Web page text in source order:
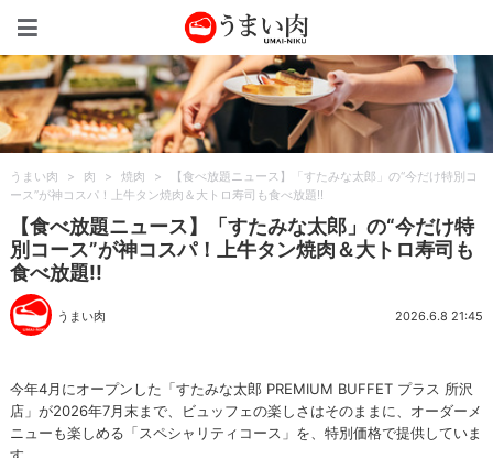
うまい肉 > 肉 > 焼肉 >
【食べ放題ニュース】「すたみな太郎」の“今だけ特別コ
ース”が神コスパ！上牛タン焼肉＆大トロ寿司も食べ放題!!
【食べ放題ニュース】「すたみな太郎」の“今だけ特
別コース”が神コスパ！上牛タン焼肉＆大トロ寿司も
食べ放題!!
うまい肉 2026.6.8 21:45
今年4月にオープンした「すたみな太郎 PREMIUM BUFFET プラス 所沢
店」が2026年7月末まで、ビュッフェの楽しさはそのままに、オーダーメ
ニューも楽しめる「スペシャリティコース」を、特別価格で提供していま
す。